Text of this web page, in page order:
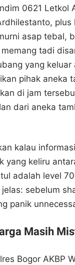
0621 Letkol
asap tebal,
tadi
yang
pihak aneka
di jam
dari aneka
kalau
yang keliru
adalah level
sebelum
panik
Masih
Bogor AKBP